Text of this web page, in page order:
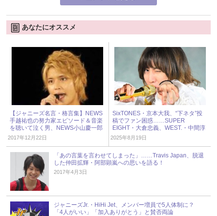
あなたにオススメ
【ジャニーズ名言・格言集】NEWS
手越祐也の努力家エピソード＆音楽
を聴いて泣く男、NEWS小山慶一郎
2017年12月22日
SixTONES・京本大我、“下ネタ”投
稿でファン困惑……SUPER
EIGHT・大倉忠義、WEST.・中間淳
太もX投稿で物議醸した過去 « ジャ
ニーズ研究会
2025年8月19日
「あの言葉を言わせてしまった」……Travis Japan、脱退
した仲田拡輝・阿部顕嵐への思いを語る！
2017年4月3日
ジャニーズJr.・HiHi Jet、メンバー増員で5人体制に？
「4人がいい」「加入ありがとう」と賛否両論